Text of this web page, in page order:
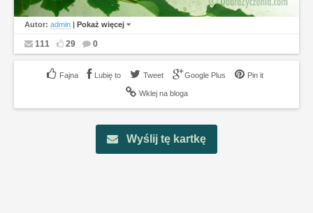
Autor: admin | Pokaż więcej
111 29 0
Lubię to Tweet Google Plus Pin it
Wklej na bloga
Wyślij tę kartkę